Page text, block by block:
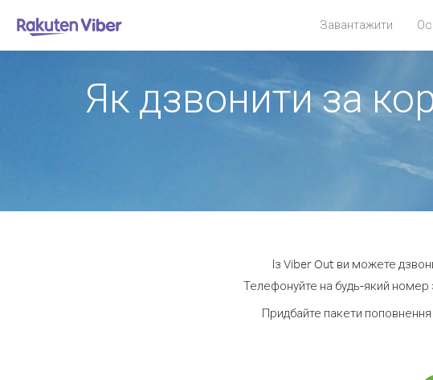
Завантажити
Як дзвонити за
Із Viber Out ви можете
Телефонуйте на будь-який номер
Придбайте пакети